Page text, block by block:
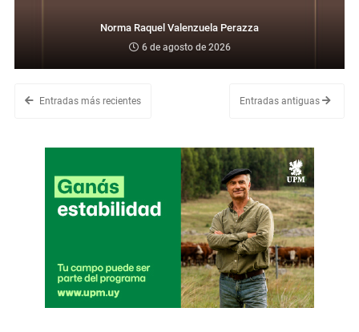
Norma Raquel Valenzuela Perazza
6 de agosto de 2026
Entradas más recientes Entradas antiguas